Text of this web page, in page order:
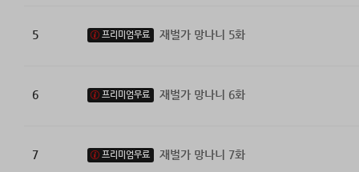
5 프리미엄무료 재벌가 망나니 5화
6 프리미엄무료 재벌가 망나니 6화
7 프리미엄무료 재벌가 망나니 7화